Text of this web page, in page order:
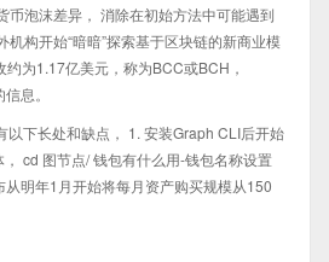
币泡沫差异， 消除在初始方法中可能遇到
机构开始“暗暗”探索基于区块链的新商业模
为1.17亿美元，称为BCC或BCH，
息。
以下长处和缺点， 1. 安装Graph CLI后开始
cd 图节点/ 钱包有什么用-钱包名称设置
明年1月开始将每月资产购买规模从150